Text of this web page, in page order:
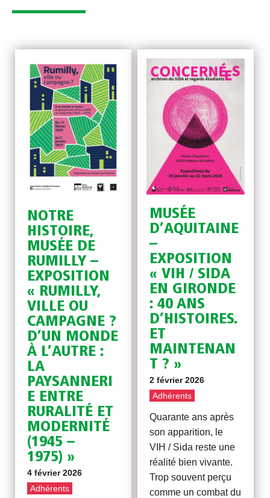
NOTRE
HISTOIRE,
MUSÉE DE
RUMILLY –
EXPOSITION
« RUMILLY,
VILLE OU
CAMPAGNE ?
D’UN MONDE
À L’AUTRE :
LA
PAYSANNERI
E ENTRE
RURALITÉ ET
MODERNITÉ
(1945 –
1975) »
4 février 2026
Adhérents
MUSÉE
D’AQUITAINE
–
EXPOSITION
« VIH / SIDA
EN GIRONDE
: 40 ANS
D’HISTOIRES.
ET
MAINTENAN
T ? »
2 février 2026
Adhérents
Quarante ans après
son apparition, le
VIH / Sida reste une
réalité bien vivante.
Trop souvent perçu
comme un combat du